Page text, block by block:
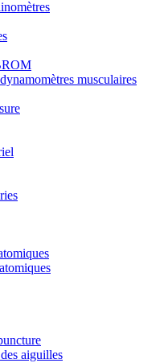
musculaires
aiguilles